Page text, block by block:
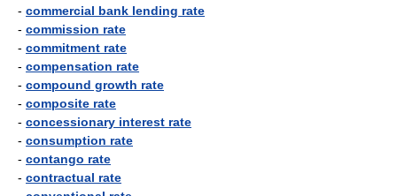
- commercial bank lending rate
- commission rate
- commitment rate
- compensation rate
- compound growth rate
- composite rate
- concessionary interest rate
- consumption rate
- contango rate
- contractual rate